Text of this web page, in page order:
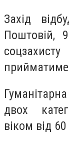
Захід
Поштовій,
прийматиме
двох
віком від